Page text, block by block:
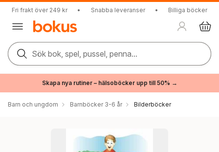
Fri frakt över 249 kr • Snabba leveranser • Billiga böcker
Sök bok, spel, pussel, penna...
Skapa nya rutiner – hälsoböcker upp till 50% →
Barn och ungdom Barnböcker 3-6 år Bilderböcker